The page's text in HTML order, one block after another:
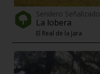
Sendero Señalizado
La lobera
El Real de la Jara